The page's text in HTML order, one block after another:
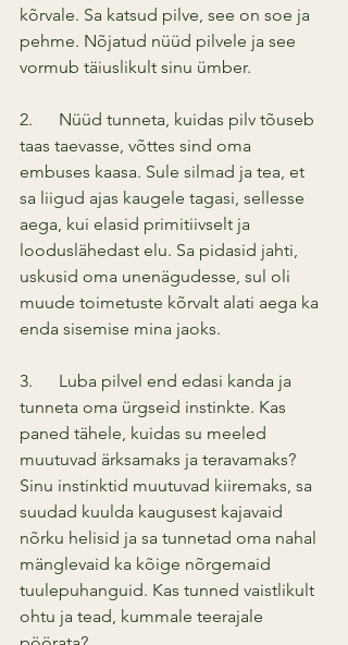
kõrvale. Sa katsud pilve, see on soe ja
pehme. Nõjatud nüüd pilvele ja see
vormub täiuslikult sinu ümber.
2.      Nüüd tunneta, kuidas pilv tõuseb
taas taevasse, võttes sind oma
embuses kaasa. Sule silmad ja tea, et
sa liigud ajas kaugele tagasi, sellesse
aega, kui elasid primitiivselt ja
looduslähedast elu. Sa pidasid jahti,
uskusid oma unenägudesse, sul oli
muude toimetuste kõrvalt alati aega ka
enda sisemise mina jaoks.
3.      Luba pilvel end edasi kanda ja
tunneta oma ürgseid instinkte. Kas
paned tähele, kuidas su meeled
muutuvad ärksamaks ja teravamaks?
Sinu instinktid muutuvad kiiremaks, sa
suudad kuulda kaugusest kajavaid
nõrku helisid ja sa tunnetad oma nahal
mänglevaid ka kõige nõrgemaid
tuulepuhanguid. Kas tunned vaistlikult
ohtu ja tead, kummale teerajale